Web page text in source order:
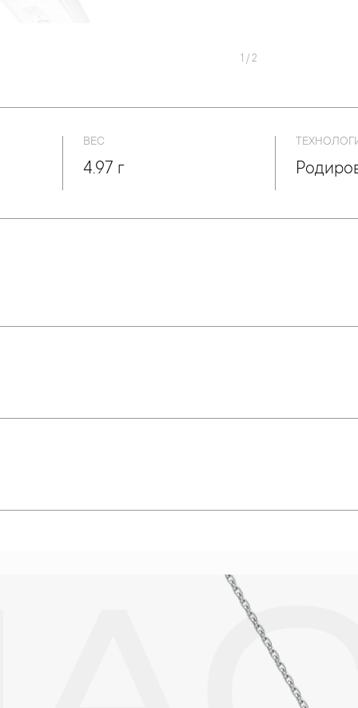
1 / 2
ВЕС
4.97 г
мешочках. Так будет меньше шансов повредить
Особенно беречь от воздействия влаги, необходимо
одного раза в месяц, а также регулярно протирать их